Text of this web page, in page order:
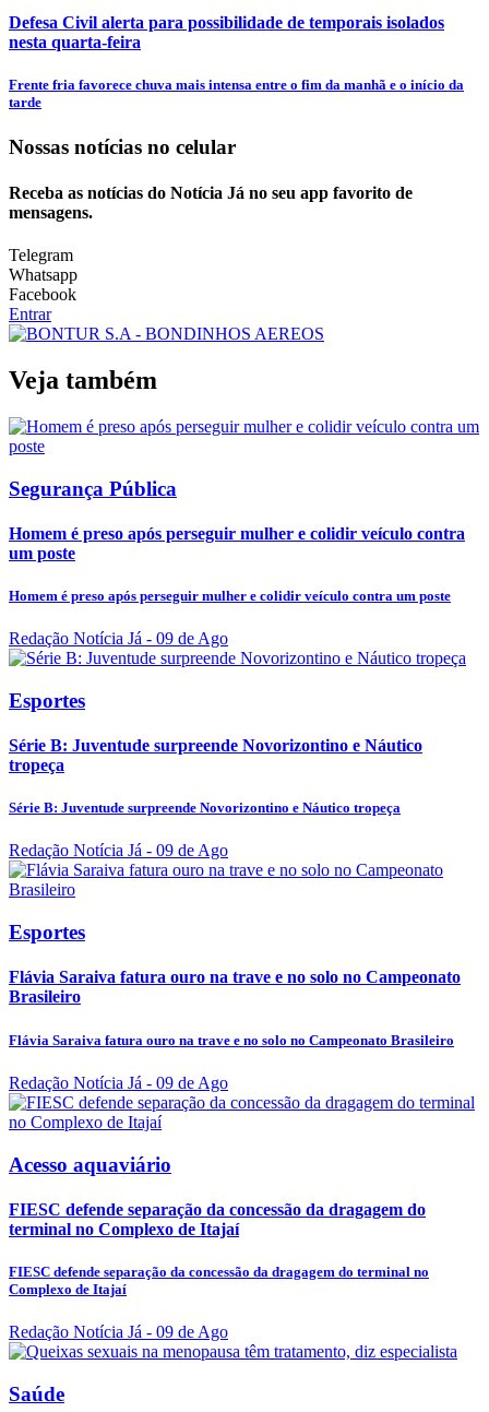
Defesa Civil alerta para possibilidade de temporais isolados
nesta quarta-feira
Frente fria favorece chuva mais intensa entre o fim da manhã e o início da
tarde
Nossas notícias no celular
Receba as notícias do Notícia Já no seu app favorito de
mensagens.
Telegram
Whatsapp
Facebook
Entrar
Veja também
Segurança Pública
Homem é preso após perseguir mulher e colidir veículo contra
um poste
Homem é preso após perseguir mulher e colidir veículo contra um poste
Redação Notícia Já - 09 de Ago
Esportes
Série B: Juventude surpreende Novorizontino e Náutico
tropeça
Série B: Juventude surpreende Novorizontino e Náutico tropeça
Redação Notícia Já - 09 de Ago
Esportes
Flávia Saraiva fatura ouro na trave e no solo no Campeonato
Brasileiro
Flávia Saraiva fatura ouro na trave e no solo no Campeonato Brasileiro
Redação Notícia Já - 09 de Ago
Acesso aquaviário
FIESC defende separação da concessão da dragagem do
terminal no Complexo de Itajaí
FIESC defende separação da concessão da dragagem do terminal no
Complexo de Itajaí
Redação Notícia Já - 09 de Ago
Saúde